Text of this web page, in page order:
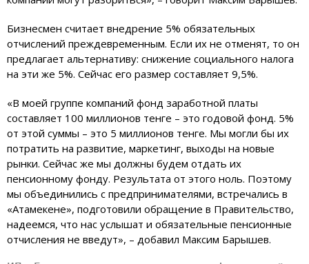
Бизнесмен считает внедрение 5% обязательных
отчислений преждевременным. Если их не отменят, то он
предлагает альтернативу: снижение социального налога
на эти же 5%. Сейчас его размер составляет 9,5%.
«В моей группе компаний фонд заработной платы
составляет 100 миллионов тенге – это годовой фонд. 5%
от этой суммы – это 5 миллионов тенге. Мы могли бы их
потратить на развитие, маркетинг, выходы на новые
рынки. Сейчас же мы должны будем отдать их
пенсионному фонду. Результата от этого ноль. Поэтому
мы объединились с предпринимателями, встречались в
«Атамекене», подготовили обращение в Правительство,
надеемся, что нас услышат и обязательные пенсионные
отчисления не введут», – добавил Максим Барышев.